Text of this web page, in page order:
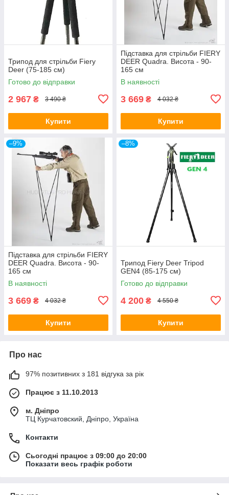
Трипод для стрільби Fiery
Deer (75-185 см)
Готово до відправки
2 967 ₴ 3 490 ₴
Купити
Підставка для стрільби FIERY
DEER Quadra. Висота - 90-
165 см
В наявності
3 669 ₴ 4 032 ₴
Купити
–9%
Підставка для стрільби FIERY
DEER Quadra. Висота - 90-
165 см
В наявності
3 669 ₴ 4 032 ₴
Купити
–8%
Трипод Fiery Deer Tripod
GEN4 (85-175 см)
Готово до відправки
4 200 ₴ 4 550 ₴
Купити
Про нас
97% позитивних з 181 відгука за рік
Працює з 11.10.2013
м. Дніпро
ТЦ Курчатовский, Дніпро, Україна
Контакти
Сьогодні працює з 09:00 до 20:00
Показати весь графік роботи